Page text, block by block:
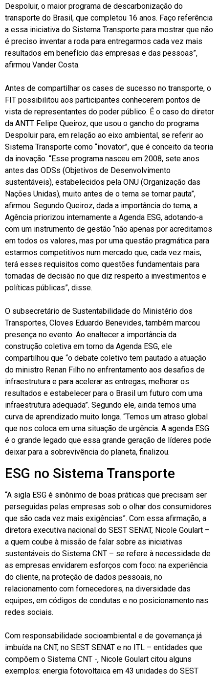
Despoluir, o maior programa de descarbonização do
transporte do Brasil, que completou 16 anos. Faço referência
a essa iniciativa do Sistema Transporte para mostrar que não
é preciso inventar a roda para entregarmos cada vez mais
resultados em benefício das empresas e das pessoas”,
afirmou Vander Costa.
Antes de compartilhar os cases de sucesso no transporte, o
FIT possibilitou aos participantes conhecerem pontos de
vista de representantes do poder público. É o caso do diretor
da ANTT Felipe Queiroz, que usou o gancho do programa
Despoluir para, em relação ao eixo ambiental, se referir ao
Sistema Transporte como “inovator”, que é conceito da teoria
da inovação. “Esse programa nasceu em 2008, sete anos
antes das ODSs (Objetivos de Desenvolvimento
sustentáveis), estabelecidos pela ONU (Organização das
Nações Unidas), muito antes de o tema se tornar pauta”,
afirmou. Segundo Queiroz, dada a importância do tema, a
Agência priorizou internamente a Agenda ESG, adotando-a
com um instrumento de gestão “não apenas por acreditamos
em todos os valores, mas por uma questão pragmática para
estarmos competitivos num mercado que, cada vez mais,
terá esses requisitos como questões fundamentais para
tomadas de decisão no que diz respeito a investimentos e
políticas públicas”, disse.
O subsecretário de Sustentabilidade do Ministério dos
Transportes, Cloves Eduardo Benevides, também marcou
presença no evento. Ao enaltecer a importância da
construção coletiva em torno da Agenda ESG, ele
compartilhou que “o debate coletivo tem pautado a atuação
do ministro Renan Filho no enfrentamento aos desafios de
infraestrutura e para acelerar as entregas, melhorar os
resultados e estabelecer para o Brasil um futuro com uma
infraestrutura adequada”. Segundo ele, ainda temos uma
curva de aprendizado muito longa. “Temos um atraso global
que nos coloca em uma situação de urgência. A agenda ESG
é o grande legado que essa grande geração de líderes pode
deixar para a sobrevivência do planeta, finalizou.
ESG no Sistema Transporte
“A sigla ESG é sinônimo de boas práticas que precisam ser
perseguidas pelas empresas sob o olhar dos consumidores
que são cada vez mais exigências”. Com essa afirmação, a
diretora executiva nacional do SEST SENAT, Nicole Goulart –
a quem coube à missão de falar sobre as iniciativas
sustentáveis do Sistema CNT – se refere à necessidade de
as empresas envidarem esforços com foco: na experiência
do cliente, na proteção de dados pessoais, no
relacionamento com fornecedores, na diversidade das
equipes, em códigos de condutas e no posicionamento nas
redes sociais.
Com responsabilidade socioambiental e de governança já
imbuída na CNT, no SEST SENAT e no ITL – entidades que
compõem o Sistema CNT -, Nicole Goulart citou alguns
exemplos: energia fotovoltaica em 43 unidades do SEST